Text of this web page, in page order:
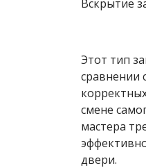
Вскрытие
Этот тип
сравнении
смене
мастера
двери.